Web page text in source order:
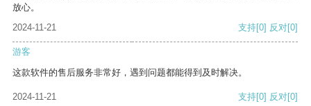
放心。
2024-11-21
支持[0] 反对[0]
游客
这款软件的售后服务非常好，遇到问题都能得到及时解决。
2024-11-21 支持[0] 反对[0]